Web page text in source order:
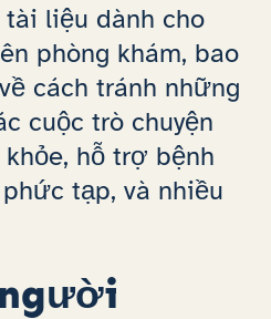
liệu dành cho
phòng khám, bao
cách tránh những
cuộc trò chuyện
hỗ trợ bệnh
tạp, và nhiều